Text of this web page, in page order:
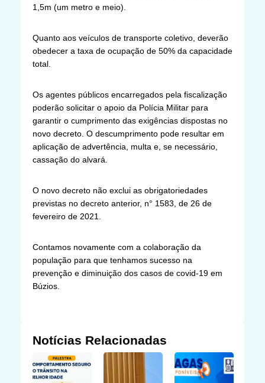
1,5m (um metro e meio).
Quanto aos veículos de transporte coletivo, deverão
obedecer a taxa de ocupação de 50% da capacidade
total.
Os agentes públicos encarregados pela fiscalização
poderão solicitar o apoio da Polícia Militar para
garantir o cumprimento das exigências dispostas no
novo decreto. O descumprimento pode resultar em
aplicação de advertência, multa e, se necessário,
cassação do alvará.
O novo decreto não exclui as obrigatoriedades
previstas no decreto anterior, n° 1583, de 26 de
fevereiro de 2021.
Contamos novamente com a colaboração da
população para que tenhamos sucesso na
prevenção e diminuição dos casos de covid-19 em
Búzios.
Notícias Relacionadas